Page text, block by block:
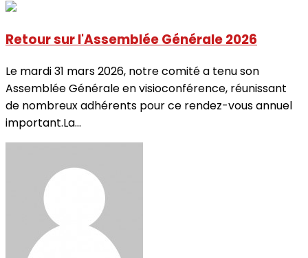
Retour sur l'Assemblée Générale 2026
Le mardi 31 mars 2026, notre comité a tenu son
Assemblée Générale en visioconférence, réunissant
de nombreux adhérents pour ce rendez-vous annuel
important.La...